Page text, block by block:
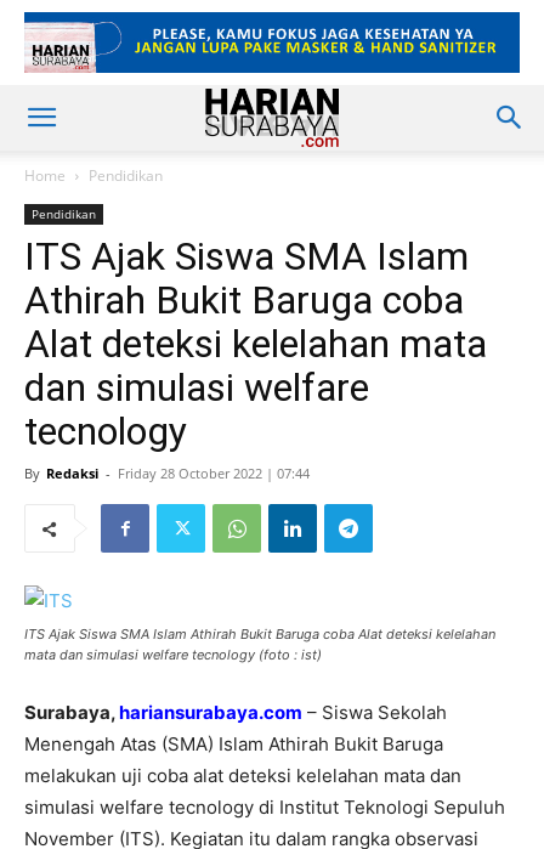
Home Pendidikan
Pendidikan
ITS Ajak Siswa SMA Islam
Athirah Bukit Baruga coba
Alat deteksi kelelahan mata
dan simulasi welfare
tecnology
By Redaksi - Friday 28 October 2022 | 07:44
ITS Ajak Siswa SMA Islam Athirah Bukit Baruga coba Alat deteksi kelelahan
mata dan simulasi welfare tecnology (foto : ist)
Surabaya,hariansurabaya.com – Siswa Sekolah
Menengah Atas (SMA) Islam Athirah Bukit Baruga
melakukan uji coba alat deteksi kelelahan mata dan
simulasi welfare tecnology di Institut Teknologi Sepuluh
November (ITS). Kegiatan itu dalam rangka observasi